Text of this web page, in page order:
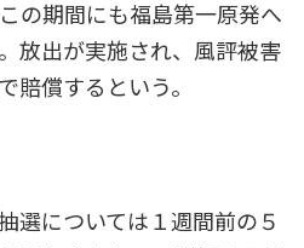
の期間にも福島第一原発へ
放出が実施され、風評被害
賠償するという。
選については１週間前の５